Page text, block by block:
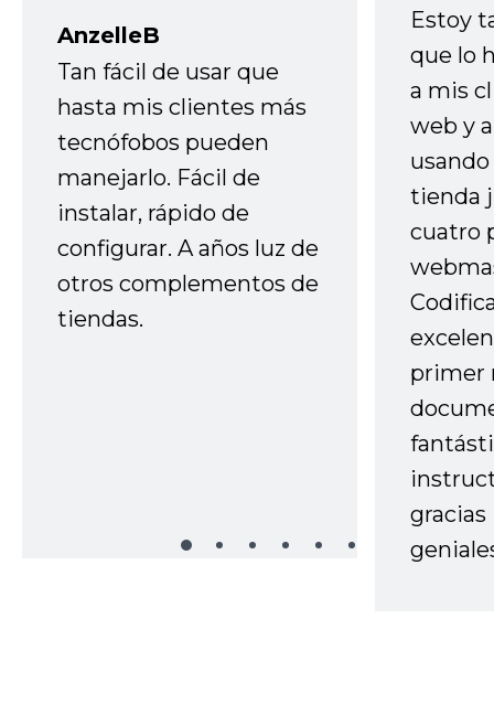
AnzelleB
Tan fácil de usar que
hasta mis clientes más
tecnófobos pueden
manejarlo. Fácil de
instalar, rápido de
configurar. A años luz de
otros complementos de
tiendas.
Estoy
que lo
a mis
web y
tienda
cuatro
primer
gracias